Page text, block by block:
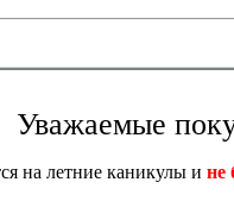
Уважаемые
на летние каникулы и не